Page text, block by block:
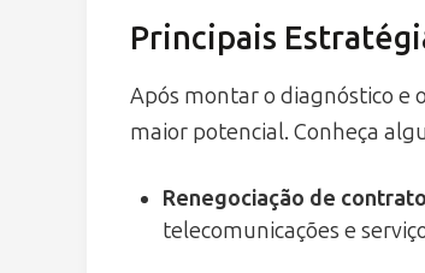
Principais
Após montar o diagnóstico e
maior potencial. Conheça
Renegociação de
telecomunicações e